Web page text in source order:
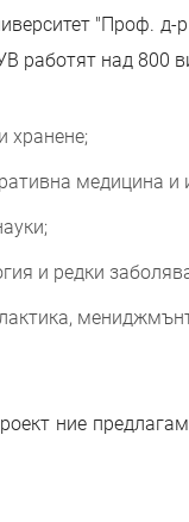
"Проф. д-
работят над 800
хранене;
медицина и
и редки
ние